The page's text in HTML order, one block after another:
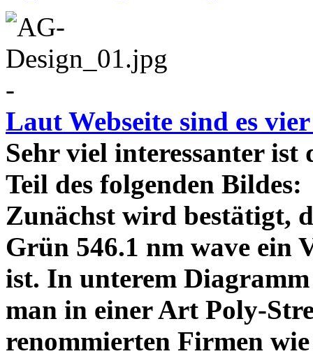
-
Laut Webseite sind es
Sehr viel interessanter
Teil des folgenden
Zunächst wird bestätigt,
Grün 546.1 nm wave ein
ist. In unterem
man in einer Art Poly-
renommierten Firmen